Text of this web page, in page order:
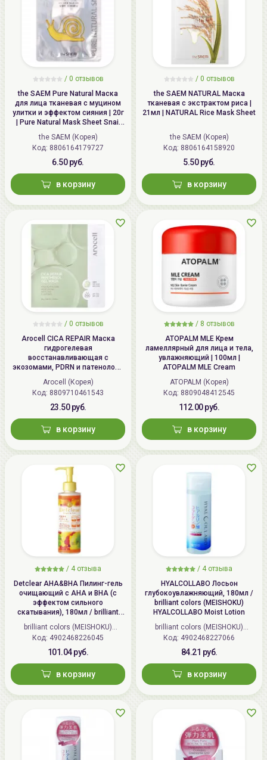
/ 0 отзывов
the SAEM Pure Natural Маска
для лица тканевая с муцином
улитки и эффектом сияния | 20г
| Pure Natural Mask Sheet Snail
Brightening
the SAEM (Корея)
Код: 8806164179727
6.50 руб.
в корзину
/ 0 отзывов
the SAEM NATURAL Маска
тканевая с экстрактом риса |
21мл | NATURAL Rice Mask Sheet
the SAEM (Корея)
Код: 8806164158920
5.50 руб.
в корзину
/ 0 отзывов
Arocell CICA REPAIR Маска
гидрогелевая
восстанавливающая с
экозомами, PDRN и патенолом |
25г | CICA REPAIR Panthenol Gel
Mask
Arocell (Корея)
Код: 8809710461543
23.50 руб.
в корзину
/ 8 отзывов
ATOPALM MLE Крем
ламеллярный для лица и тела,
увлажняющий | 100мл |
ATOPALM MLE Cream
ATOPALM (Корея)
Код: 8809048412545
112.00 руб.
в корзину
/ 4 отзыва
Detclear AHA&BHA Пилинг-гель
очищающий с AHA и BHA (с
эффектом сильного
скатывания), 180мл / brilliant
colors (MEISHOKU) Detclear
Bright&Peel AHA&BHA Fruits
Peeling Jelly
brilliant colors (MEISHOKU)
(Япония)
Код: 4902468226045
101.04 руб.
в корзину
/ 4 отзыва
HYALCOLLABO Лосьон
глубокоувлажняющий, 180мл /
brilliant colors (MEISHOKU)
HYALCOLLABO Moist Lotion
brilliant colors (MEISHOKU)
(Япония)
Код: 4902468227066
84.21 руб.
в корзину